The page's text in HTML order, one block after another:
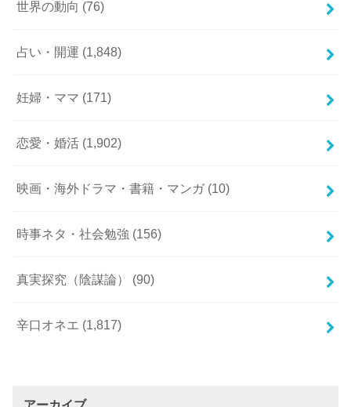
世界の動向 (76)
占い・開運 (1,848)
妊婦・ママ (171)
恋愛・婚活 (1,902)
映画・海外ドラマ・書籍・マンガ (10)
時事ネタ・社会勉強 (156)
真実探究（陰謀論） (90)
辛口オネエ (1,817)